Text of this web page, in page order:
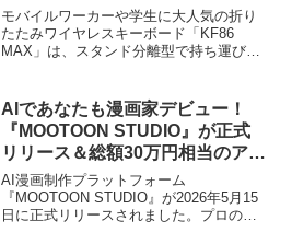
をアップデート！
モバイルワーカーや学生に大人気の折り
たたみワイヤレスキーボード「KF86
MAX」は、スタンド分離型で持ち運びも
外出先での作業効率を格段に向上させる
機能が満載です。
AIであなたも漫画家デビュー！
『MOOTOON STUDIO』が正式
リリース＆総額30万円相当のアワ
ード開催で副業の夢が広がる！
AI漫画制作プラットフォーム
『MOOTOON STUDIO』が2026年5月15
日に正式リリースされました。プロのノ